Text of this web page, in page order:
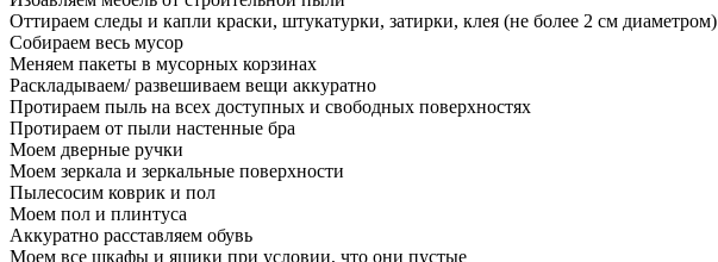
Оттираем следы и капли краски, штукатурки, затирки, клея (не более 2 см диаметром)
Собираем весь мусор
Меняем пакеты в мусорных корзинах
Раскладываем/ развешиваем вещи аккуратно
Протираем пыль на всех доступных и свободных поверхностях
Протираем от пыли настенные бра
Моем дверные ручки
Моем зеркала и зеркальные поверхности
Пылесосим коврик и пол
Моем пол и плинтуса
Аккуратно расставляем обувь
Моем все шкафы и ящики при условии, что они пустые